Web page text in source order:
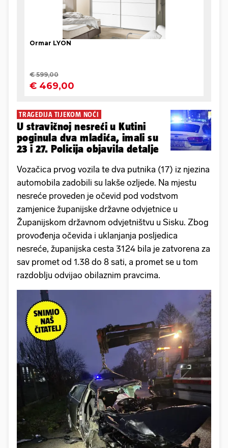
TRAGEDIJA TIJEKOM NOĆI
U stravičnoj nesreći u Kutini
poginula dva mladića, imali su
23 i 27. Policija objavila detalje
Vozačica prvog vozila te dva putnika (17) iz njezina
automobila zadobili su lakše ozljede. Na mjestu
nesreće proveden je očevid pod vodstvom
zamjenice županijske državne odvjetnice u
Županijskom državnom odvjetništvu u Sisku. Zbog
provođenja očevida i uklanjanja posljedica
nesreće, županijska cesta 3124 bila je zatvorena za
sav promet od 1.38 do 8 sati, a promet se u tom
razdoblju odvijao obilaznim pravcima.